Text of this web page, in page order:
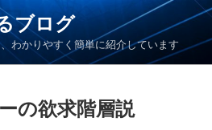
ブログ
わかりやすく簡単に紹介しています
の欲求階層説